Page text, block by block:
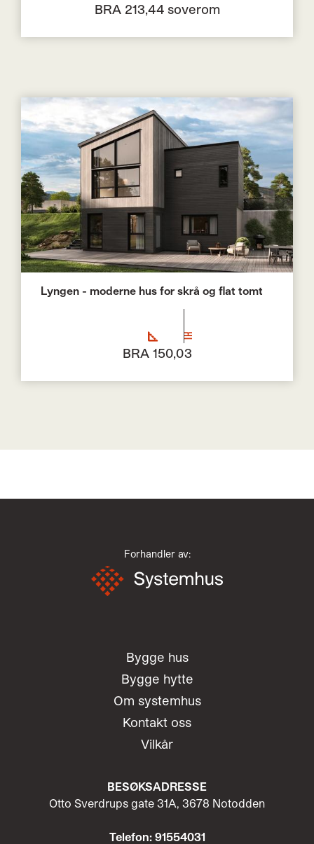
BRA 213,44 soverom
Lyngen - moderne hus for skrå og flat tomt
BRA 150,03
Forhandler av:
Bygge hus
Bygge hytte
Om systemhus
Kontakt oss
Vilkår
BESØKSADRESSE
Otto Sverdrups gate 31A, 3678 Notodden
Telefon: 91554031